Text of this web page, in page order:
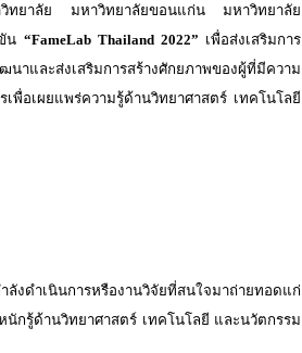
วิทยาลัย มหาวิทยาลัยขอนแก่น มหาวิทยาลัย
น “FameLab Thailand 2022” เพื่อส่งเสริมการ
าและส่งเสริมการสร้างศักยภาพของผู้ที่มีความ
พื่อเผยแพร่ความรู้ด้านวิทยาศาสตร์ เทคโนโลยี
งดำเนินการหรืองานวิจัยที่สนใจมาถ่ายทอดแก่
นักรู้ด้านวิทยาศาสตร์ เทคโนโลยี และนวัตกรรม